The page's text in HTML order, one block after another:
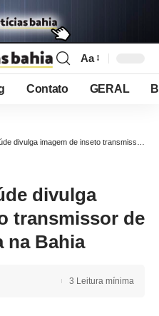
Font
Resizer
Aa
Contato GERAL
imagem de inseto transmissor de doença que mata na Bahia
divulga
transmissor de
na Bahia
3 Leitura mínima